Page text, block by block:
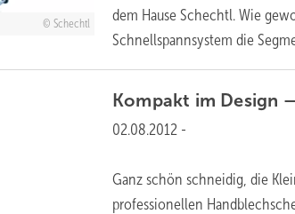
Schechtl
dem Hause Schechtl. Wie
Schnellspannsystem die
Kompakt im Design
02.08.2012 -
Ganz schön schneidig, die
professionellen